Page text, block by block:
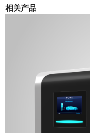
相关产品